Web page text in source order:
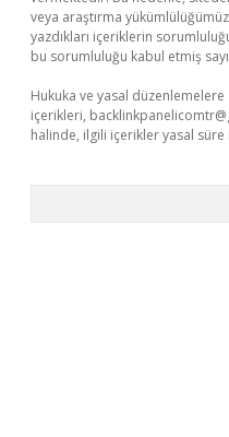
veya araştırma
yazdıkları içeriklerin
bu sorumluluğu kabul etmiş
Hukuka ve yasal
içerikleri,
halinde, ilgili içerikler yasal süre